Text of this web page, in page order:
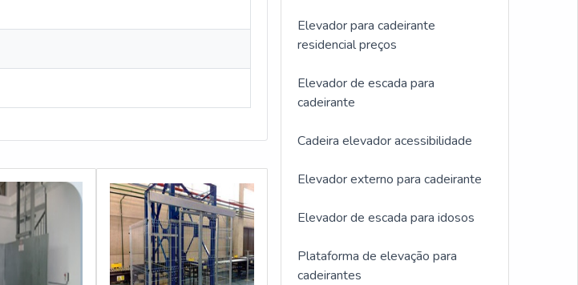
Elevador para cadeirante
residencial preços
Elevador de escada para
cadeirante
Cadeira elevador acessibilidade
Elevador externo para cadeirante
Elevador de escada para idosos
Plataforma de elevação para
cadeirantes